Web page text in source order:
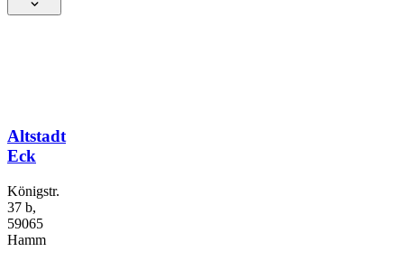
Altstadt
Eck
Königstr.
37 b,
59065
Hamm